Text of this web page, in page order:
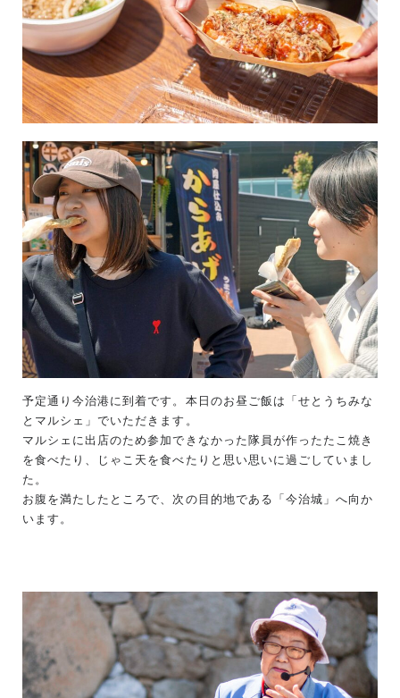
予定通り今治港に到着です。本日のお昼ご飯は「せとうちみな
とマルシェ」でいただきます。
マルシェに出店のため参加できなかった隊員が作ったたこ焼き
を食べたり、じゃこ天を食べたりと思い思いに過ごしていまし
た。
お腹を満たしたところで、次の目的地である「今治城」へ向か
います。